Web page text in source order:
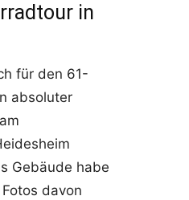
in
für den 61-
absoluter
Gebäude habe
davon